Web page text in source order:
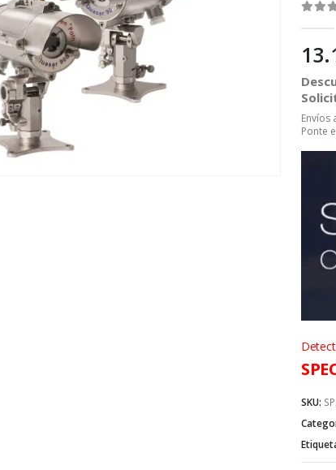
Envíos
Ponte
SKU: